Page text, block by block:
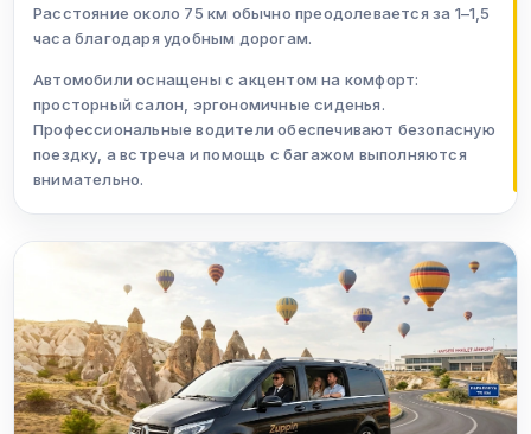
Расстояние около 75 км обычно преодолевается за 1–1,5
часа благодаря удобным дорогам.
Автомобили оснащены с акцентом на комфорт:
просторный салон, эргономичные сиденья.
Профессиональные водители обеспечивают безопасную
поездку, а встреча и помощь с багажом выполняются
внимательно.